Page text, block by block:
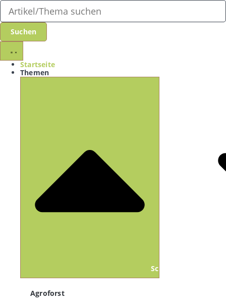
Startseite
Themen
Schließe Themen
Agroforst